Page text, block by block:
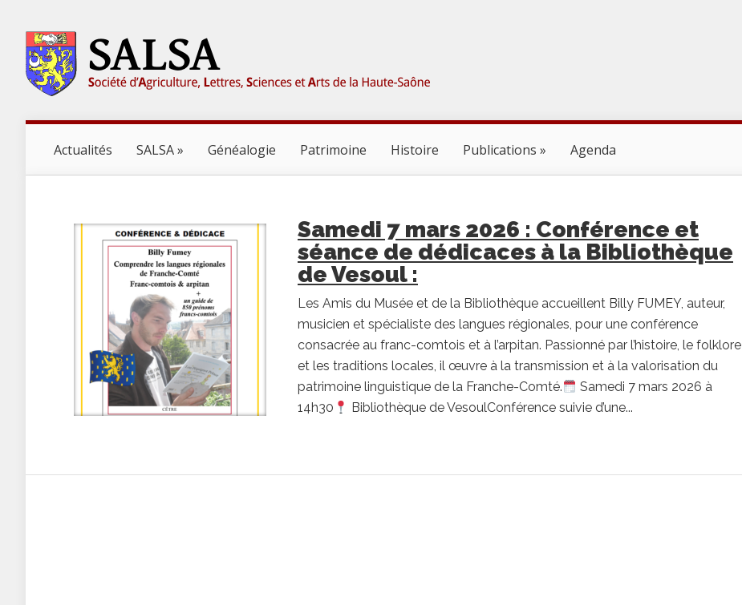
Actualités SALSA Généalogie Patrimoine Histoire Publications Agenda
Samedi 7 mars 2026 : Conférence et
séance de dédicaces à la Bibliothèque
de Vesoul :
Les Amis du Musée et de la Bibliothèque accueillent Billy FUMEY, auteur,
musicien et spécialiste des langues régionales, pour une conférence
consacrée au franc-comtois et à l’arpitan. Passionné par l’histoire, le folklore
et les traditions locales, il œuvre à la transmission et à la valorisation du
patrimoine linguistique de la Franche-Comté.
Samedi 7 mars 2026 à
14h30
Bibliothèque de VesoulConférence suivie d’une...